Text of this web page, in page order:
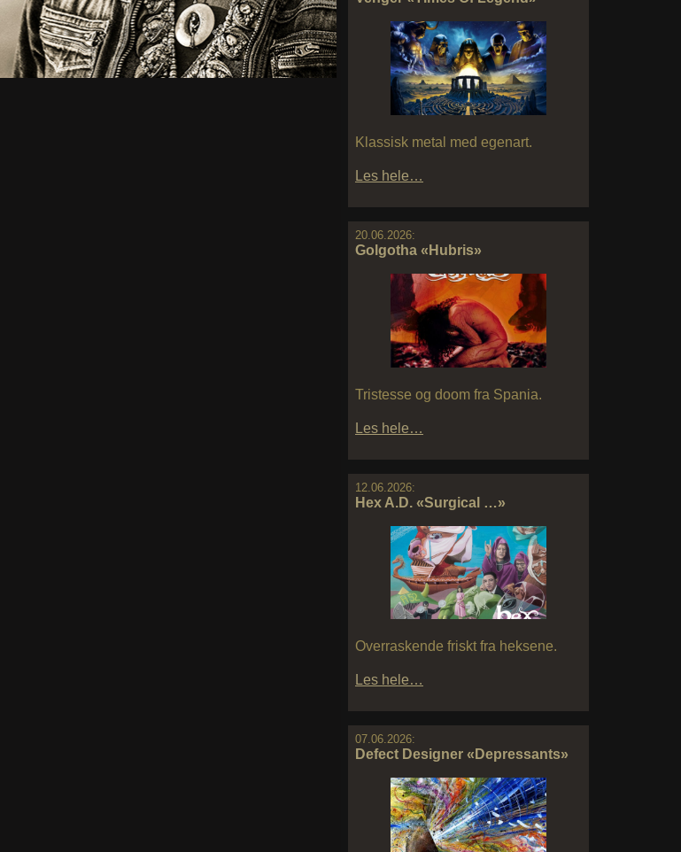
Klassisk metal med egenart.
Les hele…
20.06.2026:
Golgotha «Hubris»
Tristesse og doom fra Spania.
Les hele…
12.06.2026:
Hex A.D. «Surgical …»
Overraskende friskt fra heksene.
Les hele…
07.06.2026:
Defect Designer «Depressants»